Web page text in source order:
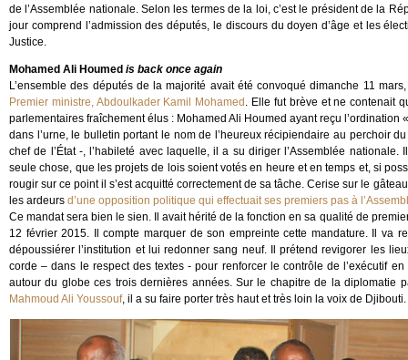
de l’Assemblée nationale. Selon les termes de la loi, c’est le président de la
jour comprend l’admission des députés, le discours du doyen d’âge et les
Justice.
Mohamed Ali Houmed is back once again
L’ensemble des députés de la majorité avait été convoqué dimanche 11
Premier ministre, Abdoulkader Kamil Mohamed . Elle fut brève et ne contenait
parlementaires fraîchement élus : Mohamed Ali Houmed ayant reçu
dans l’urne, le bulletin portant le nom de l’heureux récipiendaire au perchoir
chef de l’État -, l’habileté avec laquelle, il a su diriger l’Assemblée
seule chose, que les projets de lois soient votés en heure et en temps et, si
rougir sur ce point il s’est acquitté correctement de sa tâche. Cerise sur le
les ardeurs d’une opposition politique qui effectuait ses premiers pas à
Ce mandat sera bien le sien. Il avait hérité de la fonction en sa qualité de
12 février 2015. Il compte marquer de son empreinte cette mandature. Il va
dépoussiérer l’institution et lui redonner sang neuf. Il prétend revigorer les
corde – dans le respect des textes - pour renforcer le contrôle de l’exécutif
autour du globe ces trois dernières années. Sur le chapitre de la diplomatie
Mahmoud Ali Youssouf, il a su faire porter très haut et très loin la voix de Djibouti.